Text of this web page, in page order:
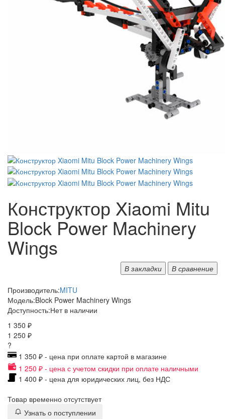
Конструктор Xiaomi Mitu
Block Power Machinery
Wings
В закладки В сравнение
Производитель:MITU
Модель:Block Power Machinery Wings
Доступность:Нет в наличии
1 350 ₽
1 250 ₽
?
1 350 ₽ - цена при оплате картой в магазине
1 250 ₽ - цена с учетом скидки при оплате наличными
1 400 ₽ - цена для юридических лиц, без НДС
Товар временно отсутствует
Узнать о поступлении